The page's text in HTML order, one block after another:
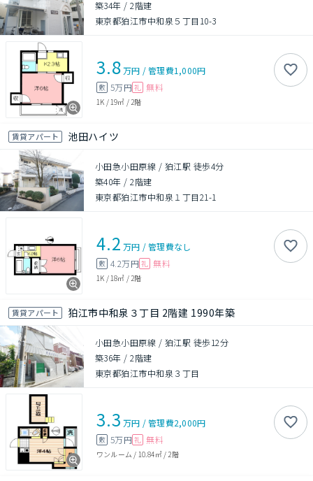
築34年 /2階建
東京都狛江市中和泉５丁目10-3
3.8万円 /管理費1,000円
敷 5万円 礼 無料
1K / 19㎡ / 2階
賃貸アパート 池田ハイツ
小田急小田原線 / 狛江駅 徒歩4分
築40年 /2階建
東京都狛江市中和泉１丁目21-1
4.2 万円 /管理費なし
敷 4.2万円 礼 無料
1K / 18㎡ / 2階
賃貸アパート 狛江市中和泉３丁目 2階建 1990年築
小田急小田原線 / 狛江駅 徒歩12分
築36年 /2階建
東京都狛江市中和泉３丁目
3.3 万円 /管理費2,000円
敷 5万円 礼 無料
ワンルーム / 10.84㎡/ 2階